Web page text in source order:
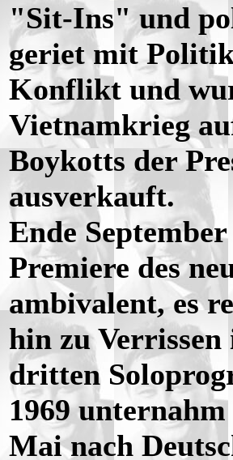
"Sit-Ins" und
geriet mit
Konflikt und
Vietnamkrieg
Boykotts der
ausverkauft.
Ende
Premiere des
ambivalent, es
hin zu Verrissen
dritten
1969
Mai nach